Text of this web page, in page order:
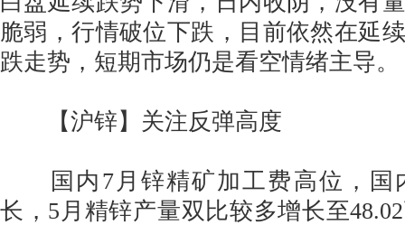
脆弱，行情破位下跌，目前依然在延
跌走势，短期市场仍是看空情绪主导。
【沪锌】关注反弹高度
国内7月锌精矿加工费高位，国
长，5月精锌产量双比较多增长至